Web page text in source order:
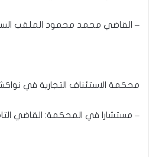
– القاضي محمد محمود الملقب
محكمة الاستئناف التجارية في
– مستشارا في المحكمة: القاضي